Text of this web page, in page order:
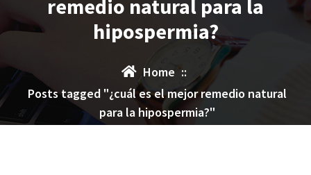
remedio natural para la
hipospermia?
Home ::
Posts tagged "¿cuál es el mejor remedio natural
para la hipospermia?"